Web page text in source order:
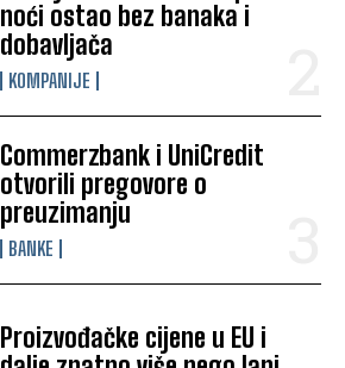
noći ostao bez banaka i
dobavljača
KOMPANIJE
Commerzbank i UniCredit
otvorili pregovore o
preuzimanju
BANKE
Proizvođačke cijene u EU i